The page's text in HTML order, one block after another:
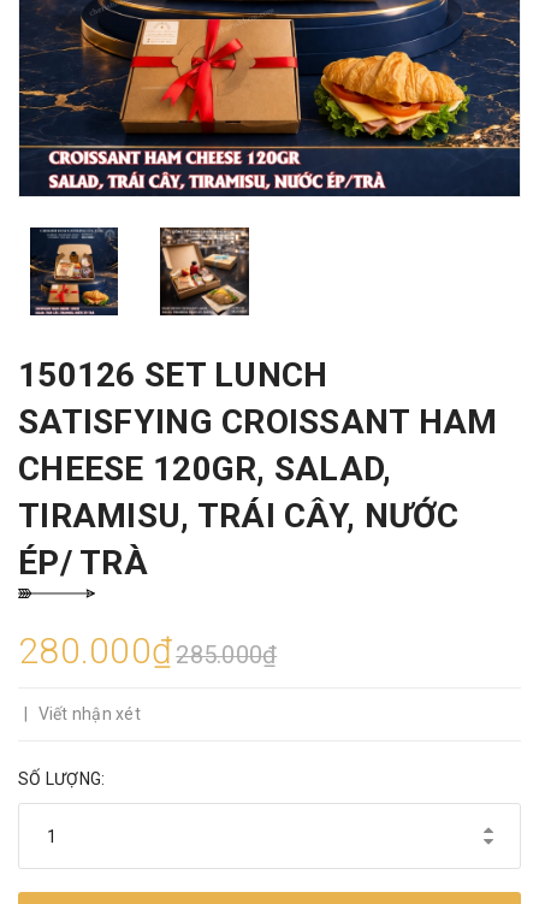
150126 SET LUNCH
SATISFYING CROISSANT HAM
CHEESE 120GR, SALAD,
TIRAMISU, TRÁI CÂY, NƯỚC
ÉP/ TRÀ
280.000₫285.000₫
Viết nhận xét
SỐ LƯỢNG: